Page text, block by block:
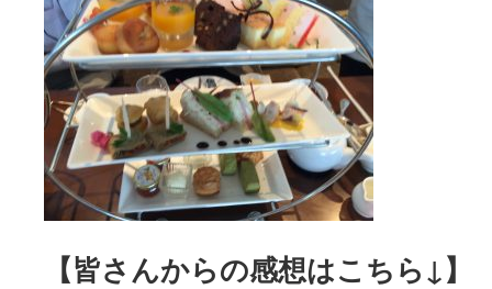
【皆さんからの感想はこちら↓】